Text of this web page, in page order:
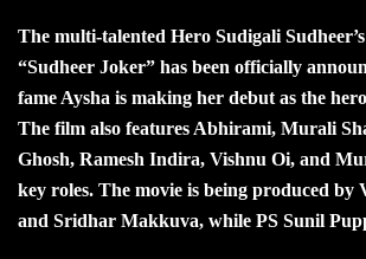
The multi-talented Hero Sudigali
“Sudheer Joker” has been officially
fame Aysha is making her debut as the
The film also features Abhirami, Murali
Ghosh, Ramesh Indira, Vishnu Oi, and
key roles. The movie is being produced by
and Sridhar Makkuva, while PS Sunil